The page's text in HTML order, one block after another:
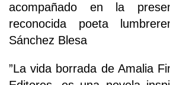
acompañado en la
reconocida poeta
Sánchez Blesa
”La vida borrada de Amalia